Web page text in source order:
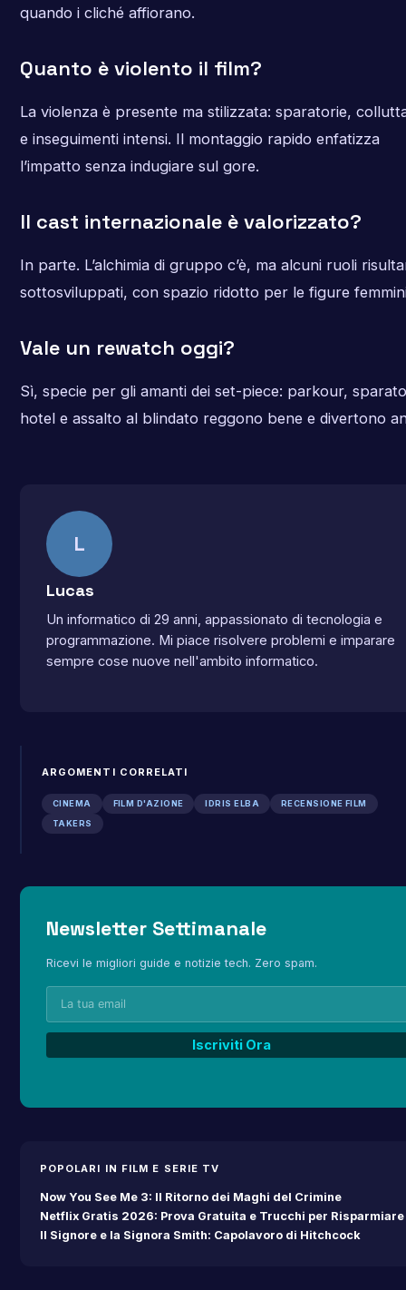
quando i cliché affiorano.
Quanto è violento il film?
La violenza è presente ma stilizzata: sparatorie,
e inseguimenti intensi. Il montaggio rapido enfatizza
l’impatto senza indugiare sul gore.
Il cast internazionale è valorizzato?
In parte. L’alchimia di gruppo c’è, ma alcuni ruoli
sottosviluppati, con spazio ridotto per le figure
Vale un rewatch oggi?
Sì, specie per gli amanti dei set-piece: parkour,
hotel e assalto al blindato reggono bene e divertono
L
Lucas
Un informatico di 29 anni, appassionato di tecnologia e
programmazione. Mi piace risolvere problemi e imparare
sempre cose nuove nell'ambito informatico.
ARGOMENTI CORRELATI
CINEMA FILM D'AZIONE IDRIS ELBA
RECENSIONE FILM
TAKERS
Newsletter Settimanale
Ricevi le migliori guide e notizie tech. Zero spam.
POPOLARI IN FILM E SERIE TV
Now You See Me 3: Il Ritorno dei Maghi del Crimine
Netflix Gratis 2026: Prova Gratuita e Trucchi per Risparmiare
Il Signore e la Signora Smith: Capolavoro di Hitchcock